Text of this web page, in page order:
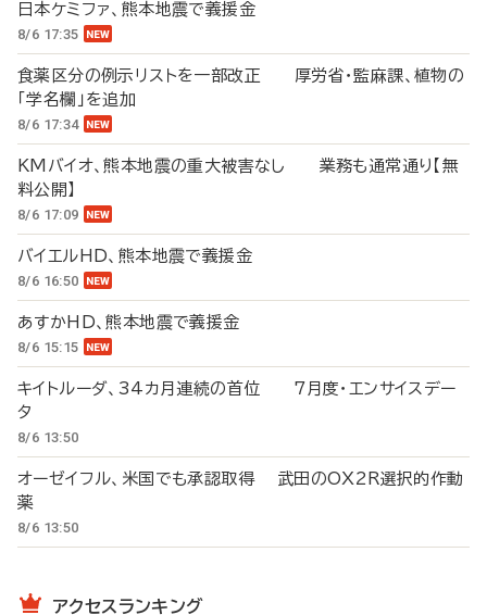
日本ケミファ、熊本地震で義援金
8/6 17:35
食薬区分の例示リストを一部改正 厚労省・監麻課、植物の
「学名欄」を追加
8/6 17:34
KMバイオ、熊本地震の重大被害なし 業務も通常通り【無
料公開】
8/6 17:09
バイエルHD、熊本地震で義援金
8/6 16:50
あすかHD、熊本地震で義援金
8/6 15:15
キイトルーダ、34カ月連続の首位 7月度・エンサイスデー
タ
8/6 13:50
オーゼイフル、米国でも承認取得 武田のOX2R選択的作動
薬
8/6 13:50
アクセスランキング